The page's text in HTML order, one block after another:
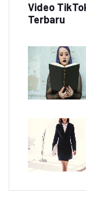
Video
Terbaru